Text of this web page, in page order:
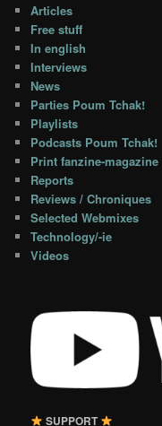
Articles
Free stuff
In english
Interviews
News
Parties Poum Tchak!
Playlists
Podcasts Poum Tchak!
Print fanzine-magazine
Reports
Reviews / Chroniques
Selected Webmixes
Technology/-ie
Videos
SUPPORT